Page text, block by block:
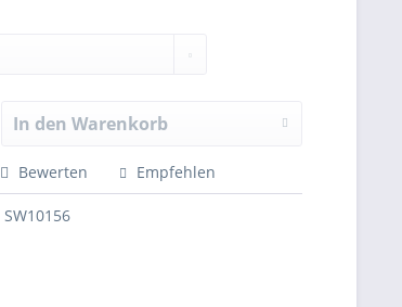
In den Warenkorb
Bewerten Empfehlen
SW10156